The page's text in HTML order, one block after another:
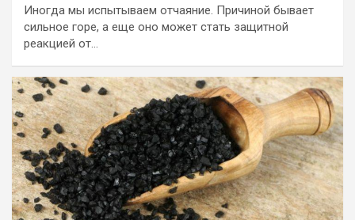
Иногда мы испытываем отчаяние. Причиной бывает
сильное горе, а еще оно может стать защитной
реакцией от…